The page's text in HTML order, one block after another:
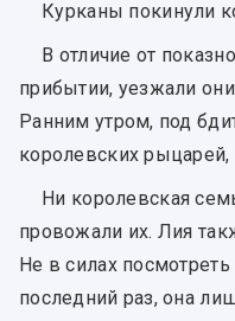
Курканы покинули
В отличие от
прибытии, уезжали
Ранним утром, под
королевских рыцарей,
Ни королевская
провожали их. Лия
Не в силах
последний раз, она